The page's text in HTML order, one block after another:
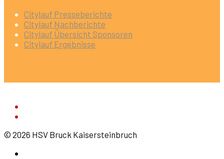
Citylauf Presseberichte
Citylauf Nachberichte
Citylauf Übersicht Sponsoren
Citylauf Ergebnisse
© 2026 HSV Bruck Kaisersteinbruch